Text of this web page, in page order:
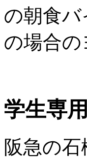
の朝食
の場合
学生専
阪急の